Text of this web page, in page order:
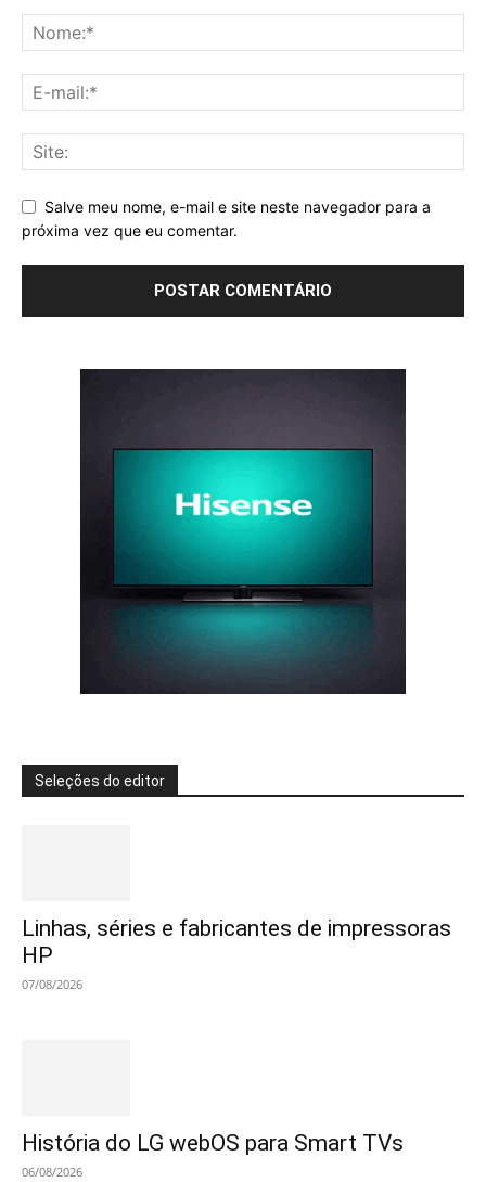
Salve meu nome, e-mail e site neste navegador para a
próxima vez que eu comentar.
Seleções do editor
Linhas, séries e fabricantes de impressoras
HP
07/08/2026
História do LG webOS para Smart TVs
06/08/2026